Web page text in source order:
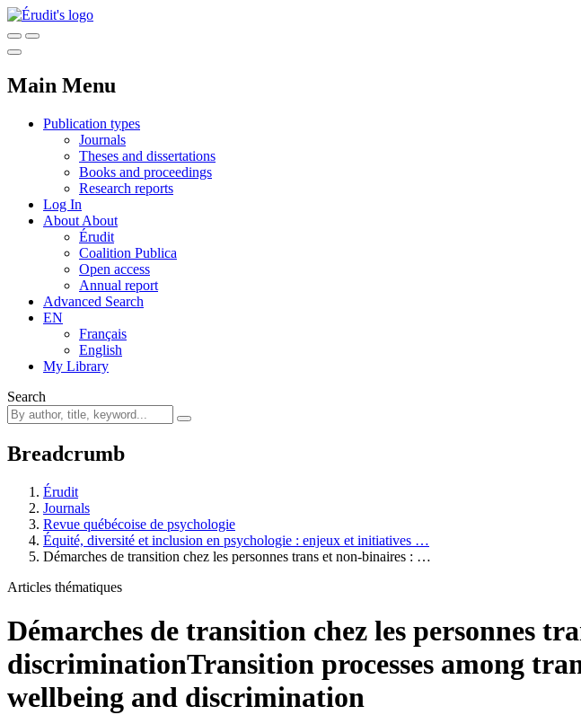
Main Menu
Publication types
Journals
Theses and dissertations
Books and proceedings
Research reports
Log In
About About
Érudit
Coalition Publica
Open access
Annual report
Advanced Search
EN
Français
English
My Library
Search
Breadcrumb
Érudit
Journals
Revue québécoise de psychologie
Équité, diversité et inclusion en psychologie : enjeux et initiatives …
Démarches de transition chez les personnes trans et non-binaires : …
Articles thématiques
Démarches de transition chez les personnes
discriminationTransition processes among
wellbeing and discrimination